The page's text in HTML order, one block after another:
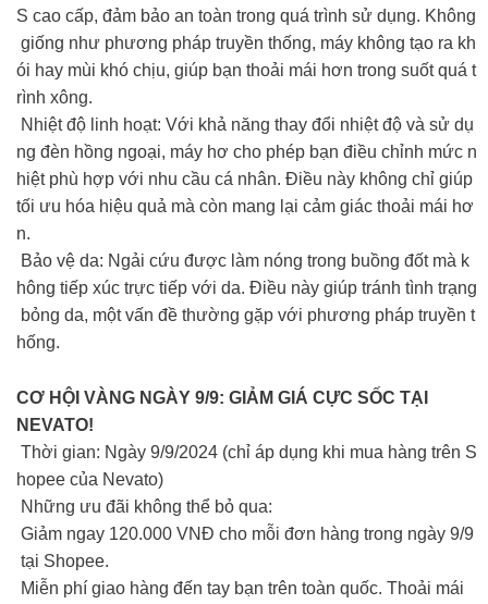
S cao cấp, đảm bảo an toàn trong quá trình sử dụng. Không
giống như phương pháp truyền thống, máy không tạo ra kh
ói hay mùi khó chịu, giúp bạn thoải mái hơn trong suốt quá t
rình xông.
Nhiệt độ linh hoạt: Với khả năng thay đổi nhiệt độ và sử dụ
ng đèn hồng ngoại, máy hơ cho phép bạn điều chỉnh mức n
hiệt phù hợp với nhu cầu cá nhân. Điều này không chỉ giúp
tối ưu hóa hiệu quả mà còn mang lại cảm giác thoải mái hơ
n.
Bảo vệ da: Ngải cứu được làm nóng trong buồng đốt mà k
hông tiếp xúc trực tiếp với da. Điều này giúp tránh tình trạng
bỏng da, một vấn đề thường gặp với phương pháp truyền t
hống.
CƠ HỘI VÀNG NGÀY 9/9: GIẢM GIÁ CỰC SỐC TẠI
NEVATO!
Thời gian: Ngày 9/9/2024 (chỉ áp dụng khi mua hàng trên S
hopee của Nevato)
Những ưu đãi không thể bỏ qua:
Giảm ngay 120.000 VNĐ cho mỗi đơn hàng trong ngày 9/9
tại Shopee.
Miễn phí giao hàng đến tay bạn trên toàn quốc. Thoải mái